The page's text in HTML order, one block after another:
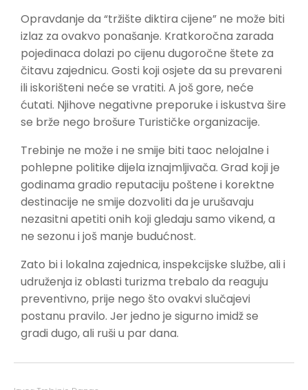
Opravdanje da “tržište diktira cijene” ne može biti
izlaz za ovakvo ponašanje. Kratkoročna zarada
pojedinaca dolazi po cijenu dugoročne štete za
čitavu zajednicu. Gosti koji osjete da su prevareni
ili iskorišteni neće se vratiti. A još gore, neće
ćutati. Njihove negativne preporuke i iskustva šire
se brže nego brošure Turističke organizacije.
Trebinje ne može i ne smije biti taoc nelojalne i
pohlepne politike dijela iznajmljivača. Grad koji je
godinama gradio reputaciju poštene i korektne
destinacije ne smije dozvoliti da je urušavaju
nezasitni apetiti onih koji gledaju samo vikend, a
ne sezonu i još manje budućnost.
Zato bi i lokalna zajednica, inspekcijske službe, ali i
udruženja iz oblasti turizma trebalo da reaguju
preventivno, prije nego što ovakvi slučajevi
postanu pravilo. Jer jedno je sigurno imidž se
gradi dugo, ali ruši u par dana.